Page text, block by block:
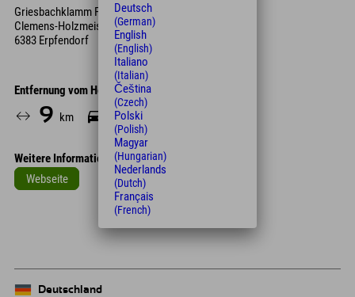
Griesbachklamm Parkplatz
Clemens-Holzmeister-Weg
6383 Erpfendorf
Entfernung vom Hotel
9 km 13 Min.
Weitere Informationen
Webseite
Leaflet
Deutschland
Deutsch
(German)
English
(English)
Italiano
(Italian)
Čeština
(Czech)
Polski
(Polish)
Magyar
(Hungarian)
Nederlands
(Dutch)
Français
(French)